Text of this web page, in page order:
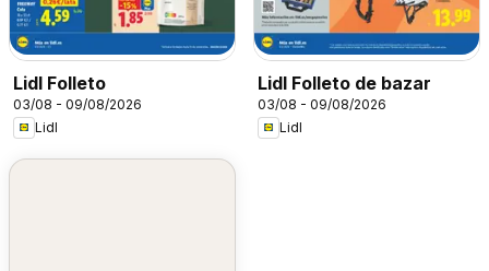
Lidl Folleto
03/08 - 09/08/2026
Lidl
Lidl Folleto de bazar
03/08 - 09/08/2026
Lidl